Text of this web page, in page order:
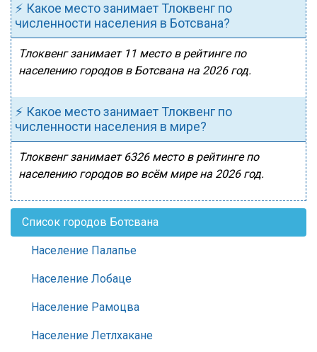
⚡ Какое место занимает Тлоквенг по
численности населения в Ботсвана?
Тлоквенг занимает 11 место в рейтинге по
населению городов в Ботсвана на 2026 год.
⚡ Какое место занимает Тлоквенг по
численности населения в мире?
Тлоквенг занимает 6326 место в рейтинге по
населению городов во всём мире на 2026 год.
Список городов Ботсвана
Население Палапье
Население Лобаце
Население Рамоцва
Население Летлхакане